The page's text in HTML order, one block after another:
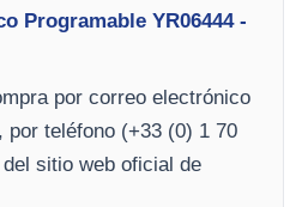
Programable YR06444 -
por correo electrónico
por teléfono (+33 (0) 1 70
sitio web oficial de